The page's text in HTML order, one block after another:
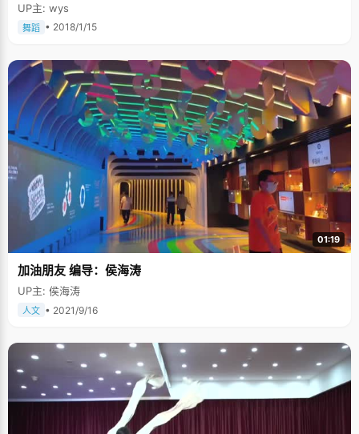
UP主: wys
舞蹈 • 2018/1/15
01:19
加油朋友 编导：侯海涛
UP主: 侯海涛
人文 • 2021/9/16